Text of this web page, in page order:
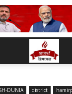
DUNIA district